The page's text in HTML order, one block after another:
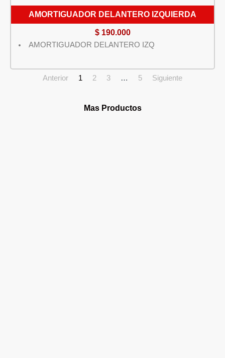
AMORTIGUADOR DELANTERO IZQUIERDA
$190.000
AMORTIGUADOR DELANTERO IZQ
Anterior 1 2 3 … 5 Siguiente
Mas Productos